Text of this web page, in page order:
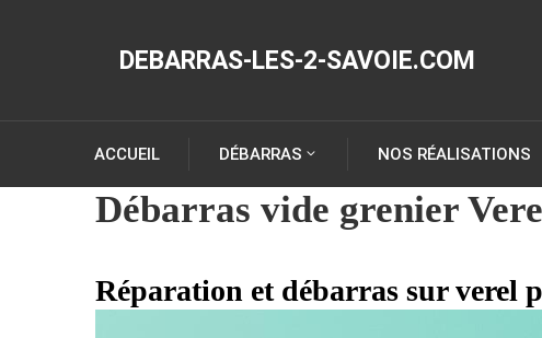
DEBARRAS-LES-2-SAVOIE.COM
ACCUEIL DÉBARRAS NOS RÉALISATIONS
Débarras vide grenier
Réparation et débarras sur verel